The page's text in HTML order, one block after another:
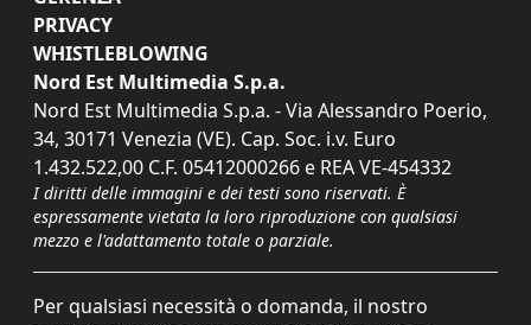
PRIVACY
WHISTLEBLOWING
Nord Est Multimedia S.p.a.
Nord Est Multimedia S.p.a. - Via Alessandro Poerio,
34, 30171 Venezia (VE). Cap. Soc. i.v. Euro
1.432.522,00 C.F. 05412000266 e REA VE-454332
I diritti delle immagini e dei testi sono riservati. È
espressamente vietata la loro riproduzione con qualsiasi
mezzo e l'adattamento totale o parziale.
Per qualsiasi necessità o domanda, il nostro